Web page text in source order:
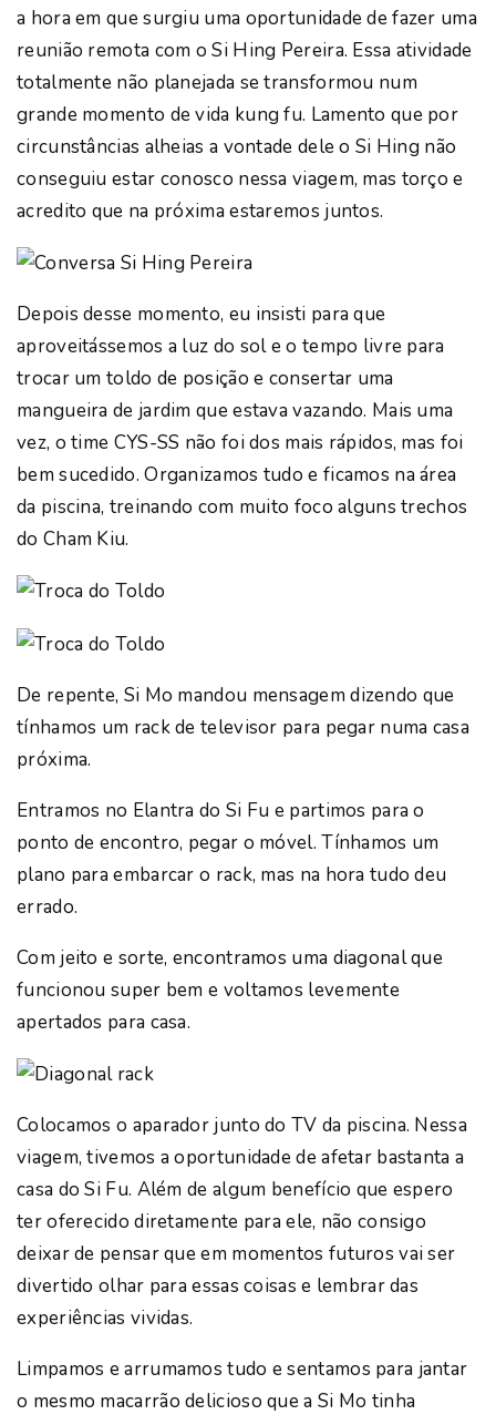
a hora em que surgiu uma oportunidade de fazer uma
reunião remota com o Si Hing Pereira. Essa atividade
totalmente não planejada se transformou num
grande momento de vida kung fu. Lamento que por
circunstâncias alheias a vontade dele o Si Hing não
conseguiu estar conosco nessa viagem, mas torço e
acredito que na próxima estaremos juntos.
Depois desse momento, eu insisti para que
aproveitássemos a luz do sol e o tempo livre para
trocar um toldo de posição e consertar uma
mangueira de jardim que estava vazando. Mais uma
vez, o time CYS-SS não foi dos mais rápidos, mas foi
bem sucedido. Organizamos tudo e ficamos na área
da piscina, treinando com muito foco alguns trechos
do Cham Kiu.
De repente, Si Mo mandou mensagem dizendo que
tínhamos um rack de televisor para pegar numa casa
próxima.
Entramos no Elantra do Si Fu e partimos para o
ponto de encontro, pegar o móvel. Tínhamos um
plano para embarcar o rack, mas na hora tudo deu
errado.
Com jeito e sorte, encontramos uma diagonal que
funcionou super bem e voltamos levemente
apertados para casa.
Colocamos o aparador junto do TV da piscina. Nessa
viagem, tivemos a oportunidade de afetar bastanta a
casa do Si Fu. Além de algum benefício que espero
ter oferecido diretamente para ele, não consigo
deixar de pensar que em momentos futuros vai ser
divertido olhar para essas coisas e lembrar das
experiências vividas.
Limpamos e arrumamos tudo e sentamos para jantar
o mesmo macarrão delicioso que a Si Mo tinha